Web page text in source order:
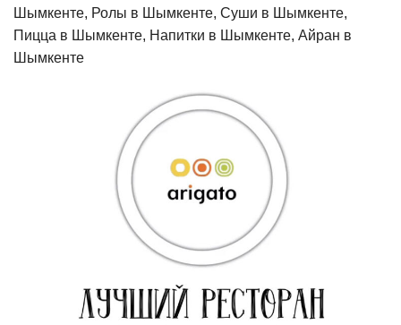
Шымкенте, Ролы в Шымкенте, Суши в Шымкенте,
Пицца в Шымкенте, Напитки в Шымкенте, Айран в
Шымкенте